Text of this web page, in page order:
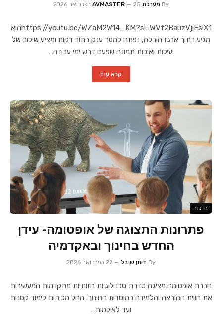
By מערכת AVMASTER 25 בפברואר 2026
https://youtu.be/WZaM2W14_KM?si=WVf2BauzVjiEslX1הוא
מגיע בתוך ארגז הובלה, נפתח למסך ענק בתוך דקות ומציע שילוב של
יעילות ואיכות תמונה שפעם דרש ימי עבודה…
קרא עוד
חינוך
פתרונות התצוגה של אופטומה- עידן
החדש בחינוך ובאקדמיה
By דותן שובל 22 בפברואר 2026
חברת אופטומה מציגה סדרת טכנולוגיות חזותיות מתקדמות המעשירות
את חווית ההוראה והלמידה במוסדות החינוך. החל מכיתות לימוד קטנות
ועד לאולמות…